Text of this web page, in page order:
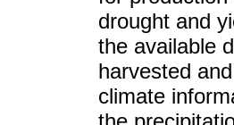
drought and
the available
harvested
climate